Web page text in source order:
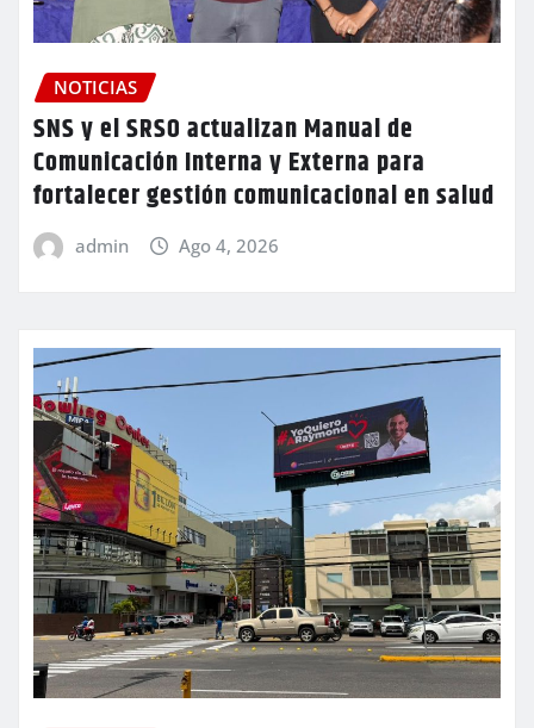
NOTICIAS
SNS y el SRSO actualizan Manual de
Comunicación Interna y Externa para
fortalecer gestión comunicacional en salud
admin Ago 4, 2026